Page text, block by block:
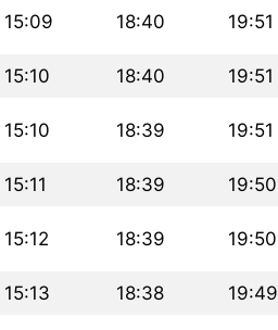
15:09 18:40 19:51
15:10 18:40 19:51
15:10 18:39 19:51
15:11 18:39 19:50
15:12 18:39 19:50
15:13 18:38 19:49